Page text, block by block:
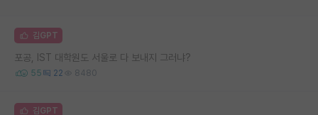
김GPT
포공, IST 대학원도 서울로 다 보내지 그러냐?
55 22 8480
김GPT